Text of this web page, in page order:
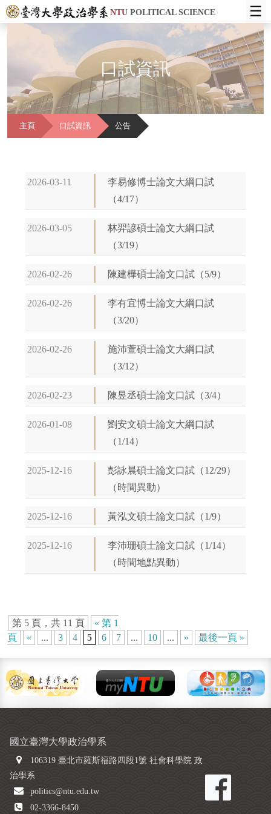
NTUPOLITICAL SCIENCE ☰
口試資訊
主頁 口試資訊 公告
2026-03-11
李易修博士論文大綱口試
（4/17）
2026-03-05
林羿諺碩士論文大綱口試
（3/19）
2026-02-26 陳建樺碩士論文口試（5/9）
2026-02-26
李有宜博士論文大綱口試
（3/20）
2026-02-26
施沛萱碩士論文大綱口試
（3/12）
2026-02-23 陳昱丞碩士論文口試（3/4）
2026-01-08
劉安文碩士論文大綱口試
（1/14）
2025-12-16
彭詠晨碩士論文口試（12/29）
（時間異動）
2025-12-16 黃泓文碩士論文口試（1/9）
2025-12-16
李沛珊碩士論文口試（1/14）
（時間地點異動）
第 5 頁，共 11 頁
« 第 1
頁
« ... 3 4 5 6 7 ... 10 ... » 最後一頁 »
國立臺灣大學政治學系
106319 臺北市羅斯福路四段1號 社會科學院 政
治學系
politics@ntu.edu.tw
02-3366-8450